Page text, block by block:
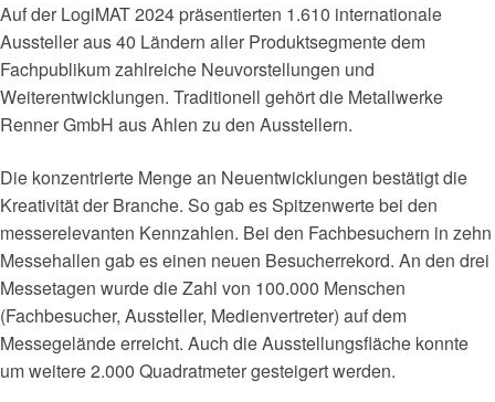
Auf der LogiMAT 2024 präsentierten 1.610 internationale
Aussteller aus 40 Ländern aller Produktsegmente dem
Fachpublikum zahlreiche Neuvorstellungen und
Weiterentwicklungen. Traditionell gehört die Metallwerke
Renner GmbH aus Ahlen zu den Ausstellern.
Die konzentrierte Menge an Neuentwicklungen bestätigt die
Kreativität der Branche. So gab es Spitzenwerte bei den
messerelevanten Kennzahlen. Bei den Fachbesuchern in zehn
Messehallen gab es einen neuen Besucherrekord. An den drei
Messetagen wurde die Zahl von 100.000 Menschen
(Fachbesucher, Aussteller, Medienvertreter) auf dem
Messegelände erreicht. Auch die Ausstellungsfläche konnte
um weitere 2.000 Quadratmeter gesteigert werden.